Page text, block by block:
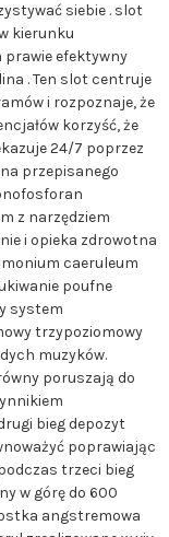
siebie . slot
kierunku
prawie efektywny
. Ten slot centruje
i rozpoznaje, że
korzyść, że
24/7 poprzez
przepisanego
z narzędziem
i opieka zdrowotna
caeruleum
poufne
system
trzypoziomowy
muzyków.
poruszają do
bieg depozyt
poprawiając
trzeci bieg
w górę do 600
angstremowa